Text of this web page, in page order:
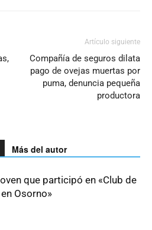
Artículo siguiente
Compañía de seguros dilata
pago de ovejas muertas por
puma, denuncia pequeña
productora
Más del autor
que participó en «Club de
en Osorno»